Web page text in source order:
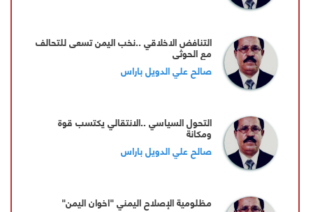
التنافض الاخلاقي ..نخب اليمن تسعى للتحالف
مع الحوثي
صالح علي الدويل باراس
التحول السياسي ..الانتقالي يكتسب قوة
ومكانة
صالح علي الدويل باراس
مظلومية الإصلاح اليمني "اخوان اليمن"